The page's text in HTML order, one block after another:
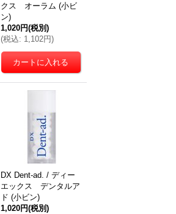
クス オーラム (小ビ
ン)
1,020円(税別)
(税込: 1,102円)
DX Dent-ad. / ディー
エックス デンタルア
ド (小ビン)
1,020円(税別)